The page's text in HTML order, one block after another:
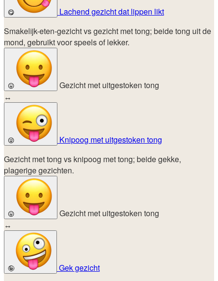
😋
Lachend gezicht dat lippen likt
Smakelijk-eten-gezicht vs gezicht met tong; beide tong uit de
mond, gebruikt voor speels of lekker.
😛
Gezicht met uitgestoken tong
↔
😜
Knipoog met uitgestoken tong
Gezicht met tong vs knipoog met tong; beide gekke,
plagerige gezichten.
😛
Gezicht met uitgestoken tong
↔
🤪
Gek gezicht